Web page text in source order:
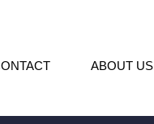
ABOUT US